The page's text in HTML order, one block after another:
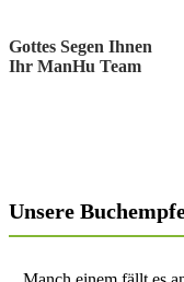
Gottes Segen Ihnen
Ihr ManHu Team
Unsere